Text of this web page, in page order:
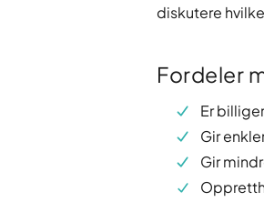
diskutere
Fordeler
Er
Gir
Gir